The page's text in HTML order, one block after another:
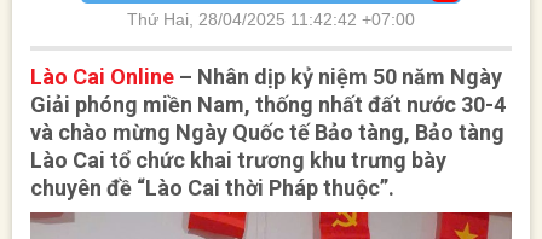
Thứ Hai, 28/04/2025 11:42:42 +07:00
Lào Cai Online – Nhân dịp kỷ niệm 50 năm Ngày
Giải phóng miền Nam, thống nhất đất nước 30-4
và chào mừng Ngày Quốc tế Bảo tàng, Bảo tàng
Lào Cai tổ chức khai trương khu trưng bày
chuyên đề “Lào Cai thời Pháp thuộc”.